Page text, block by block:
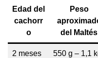
Edad del
cachorr
o
Peso
del Maltés
2 meses 550 g – 1,1